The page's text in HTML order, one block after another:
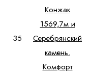
35
Конжак
1569,7м и
Серебрянский
камень.
Комфорт